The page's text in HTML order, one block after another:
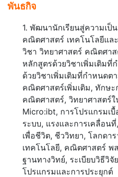
พันธกิจ
1. พัฒนานักเรียนสู่ความเป็
คณิตศาสตร์ เทคโนโลยีแล
วิชา วิทยาศาสตร์ คณิตศา
หลักสูตรด้วยวิชาเพิ่มเติม
ด้วยวิชาเพิ่มเติมที่กำหนด
คณิตศาสตร์เพิ่มเติม, ทักษะ
คณิตศาสตร์, วิทยาศาสตร์
Micro:ibt, การโปรแกรมเ
ระบบ, แรงและการเคลื่อน
เพื่อชีวิต, ชีววิทยา, โลกดา
เทคโนโลยี, คณิตศาสตร์ พ
ฐานทางวิทย์, ระเบียบวิธีวิจั
โปรแกรมและการประยุกต์